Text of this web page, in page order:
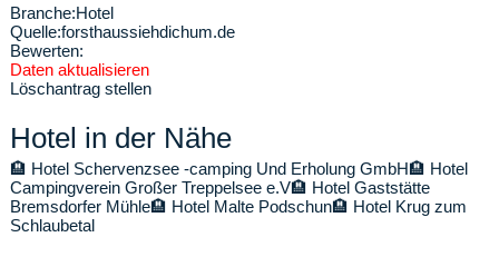
Branche:Hotel
Quelle:forsthaussiehdichum.de
Bewerten:
Daten aktualisieren
Löschantrag stellen
Hotel in der Nähe
🏨 Hotel Schervenzsee -camping Und Erholung GmbH🏨 Hotel
Campingverein Großer Treppelsee e.V🏨 Hotel Gaststätte
Bremsdorfer Mühle🏨 Hotel Malte Podschun🏨 Hotel Krug zum
Schlaubetal